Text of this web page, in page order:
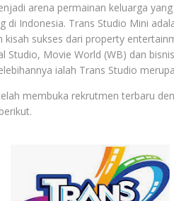
arena permainan keluarga
di Indonesia. Trans Studio Mini
kisah sukses dari property
Studio, Movie World (WB) dan
ialah Trans Studio
membuka rekrutmen terbaru